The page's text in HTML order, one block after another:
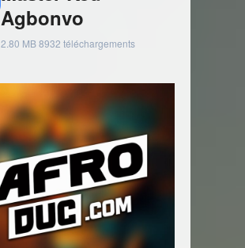
Agbonvo
2.80 MB8932 téléchargements